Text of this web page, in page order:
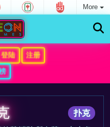
More
登陆
注册
扑克